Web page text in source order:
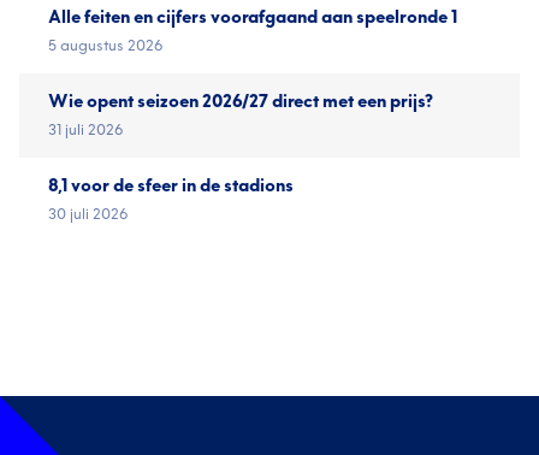
Alle feiten en cijfers voorafgaand aan speelronde 1
5 augustus 2026
Wie opent seizoen 2026/27 direct met een prijs?
31 juli 2026
8,1 voor de sfeer in de stadions
30 juli 2026